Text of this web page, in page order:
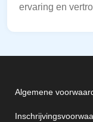
ervaring en
Algemene